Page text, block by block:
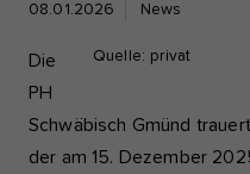
08.01.2026 News
Quelle: privat
Die
PH
Schwäbisch Gmünd
der am 15. Dezember
Laufzeit 1 Jahr
Externe Inhalte
Wir verwenden auf unserer
Videos von youtube.